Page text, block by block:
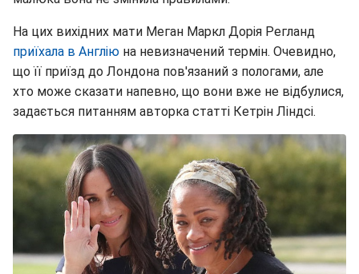
На цих вихідних мати Меган Маркл Дорія Регланд
приїхала в Англію на невизначений термін. Очевидно,
що її приїзд до Лондона пов'язаний з пологами, але
хто може сказати напевно, що вони вже не відбулися,
задається питанням авторка статті Кетрін Ліндсі.